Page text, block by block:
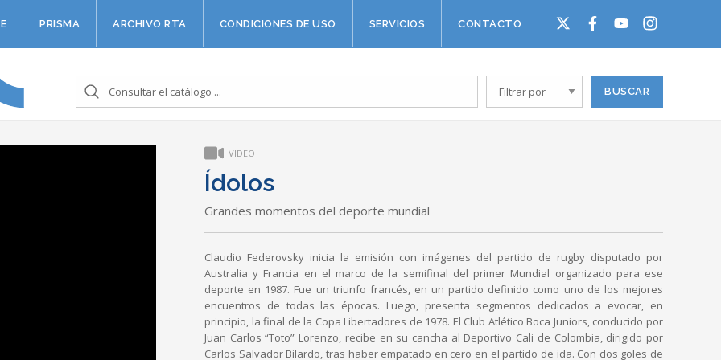
PRISMA ARCHIVO RTA CONDICIONES DE USO SERVICIOS CONTACTO
VIDEO
Ídolos
Grandes momentos del deporte mundial
Claudio Federovsky inicia la emisión con imágenes del partido de rugby disputado por
Australia y Francia en el marco de la semifinal del primer Mundial organizado para ese
deporte en 1987. Fue un triunfo francés, en un partido definido como uno de los mejores
encuentros de todas las épocas. Luego, presenta segmentos dedicados a evocar, en
principio, la final de la Copa Libertadores de 1978. El Club Atlético Boca Juniors, conducido por
Juan Carlos “Toto” Lorenzo, recibe en su cancha al Deportivo Cali de Colombia, dirigido por
Carlos Salvador Bilardo, tras haber empatado en cero en el partido de ida. Con dos goles de